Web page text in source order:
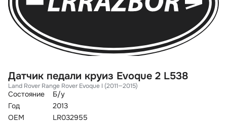
Датчик педали круиз Evoque 2 L538
Land Rover Range Rover Evoque I (2011—2015)
Состояние
Б/у
Год
2013
OEM
LR032955